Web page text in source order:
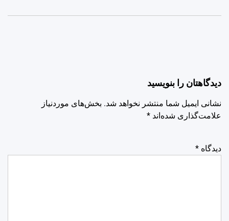
دیدگاهتان را بنویسید
نشانی ایمیل شما منتشر نخواهد شد. بخش‌های موردنیاز
علامت‌گذاری شده‌اند *
دیدگاه *